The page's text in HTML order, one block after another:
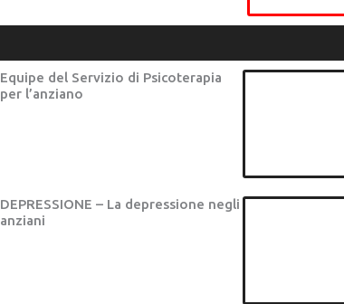
Equipe del Servizio di Psicoterapia
per l’anziano
DEPRESSIONE – La depressione negli
anziani